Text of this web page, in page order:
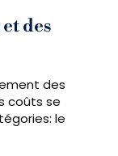
des
des
coûts se
le